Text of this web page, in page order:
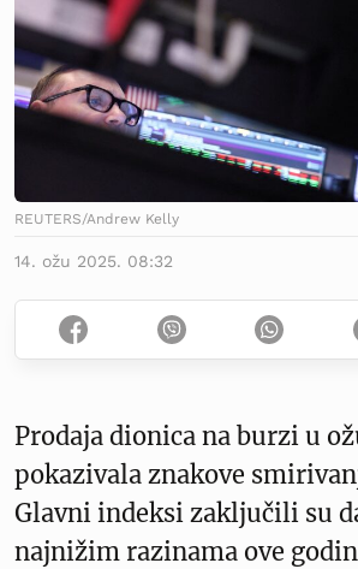
REUTERS/Andrew Kelly
14. ožu 2025. 08:32
Prodaja dionica na burzi u
pokazivala znakove
Glavni indeksi zaključili su
najnižim razinama ove